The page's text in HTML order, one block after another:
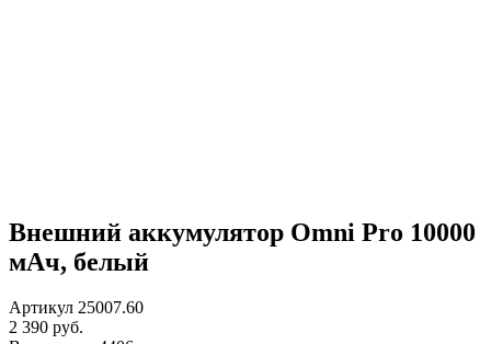
Внешний аккумулятор Omni Pro 10000
мАч, белый
Артикул 25007.60
2 390 руб.